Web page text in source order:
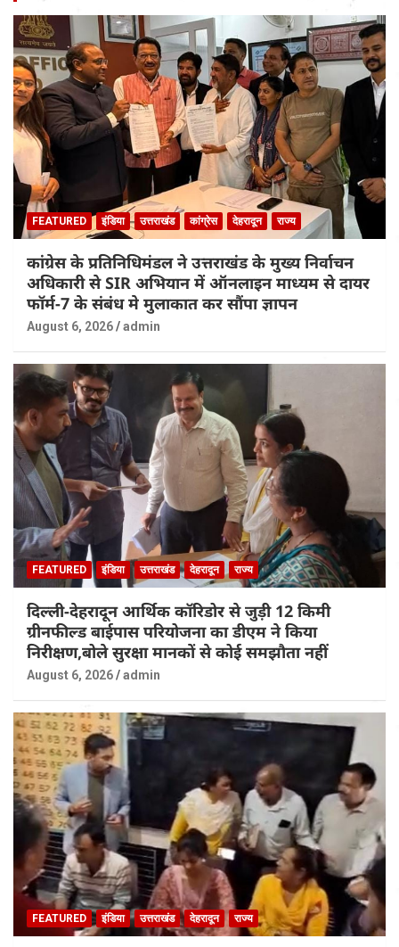
FEATURED इंडिया उत्तराखंड कांग्रेस देहरादून राज्य
कांग्रेस के प्रतिनिधिमंडल ने उत्तराखंड के मुख्य निर्वाचन
अधिकारी से SIR अभियान में ऑनलाइन माध्यम से दायर
फॉर्म-7 के संबंध मे मुलाकात कर सौंपा ज्ञापन
August 6, 2026 admin
FEATURED इंडिया उत्तराखंड देहरादून राज्य
दिल्ली-देहरादून आर्थिक कॉरिडोर से जुड़ी 12 किमी
ग्रीनफील्ड बाईपास परियोजना का डीएम ने किया
निरीक्षण,बोले सुरक्षा मानकों से कोई समझौता नहीं
August 6, 2026 admin
FEATURED इंडिया उत्तराखंड देहरादून राज्य